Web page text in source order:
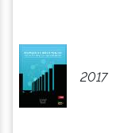
2017